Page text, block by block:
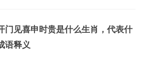
门见喜申时贵是什么生肖，代表什
语释义